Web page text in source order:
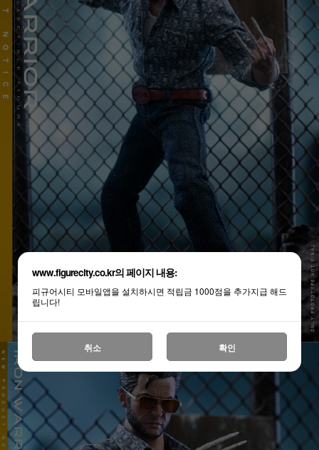
www.figurecity.co.kr의 페이지 내용:
피규어시티 모바일앱을 설치하시면 적립금 1000점을 추가지급 해드
립니다!
취소 확인